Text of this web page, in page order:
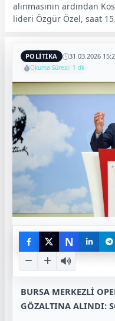
alınmasının ardından
lideri Özgür Özel, saat
POLİTİKA 31.03.2026
Okuma Süresi: 1 dk
N
BURSA MERKEZLİ
GÖZALTINA ALINDI: